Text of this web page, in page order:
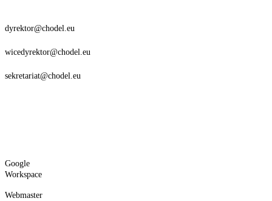
dyrektor@chodel.eu
wicedyrektor@chodel.eu
sekretariat@chodel.eu
Google
Workspace
Webmaster